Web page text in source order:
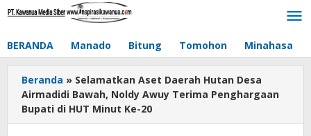
Lewati
BERANDA Manado Bitung Tomohon Minahasa
Beranda » Selamatkan Aset Daerah Hutan Desa
Airmadidi Bawah, Noldy Awuy Terima Penghargaan
Bupati di HUT Minut Ke-20